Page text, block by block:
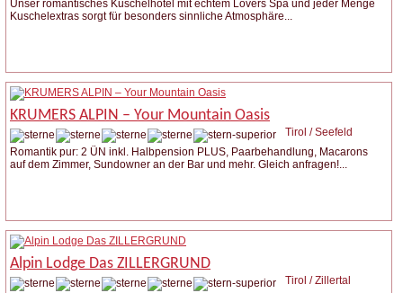
Unser romantisches Kuschelhotel mit echtem Lovers Spa und jeder Menge
Kuschelextras sorgt für besonders sinnliche Atmosphäre...
KRUMERS ALPIN – Your Mountain Oasis
Tirol / Seefeld
Romantik pur: 2 ÜN inkl. Halbpension PLUS, Paarbehandlung, Macarons
auf dem Zimmer, Sundowner an der Bar und mehr. Gleich anfragen!...
Alpin Lodge Das ZILLERGRUND
Tirol / Zillertal